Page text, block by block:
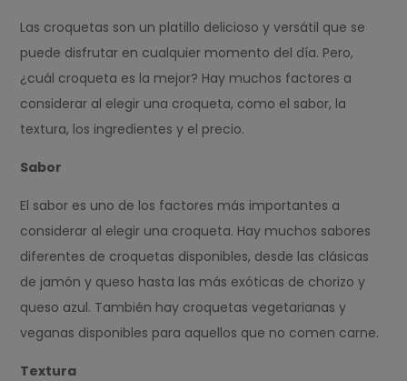
Las croquetas son un platillo delicioso y versátil que se
puede disfrutar en cualquier momento del día. Pero,
¿cuál croqueta es la mejor? Hay muchos factores a
considerar al elegir una croqueta, como el sabor, la
textura, los ingredientes y el precio.
Sabor
El sabor es uno de los factores más importantes a
considerar al elegir una croqueta. Hay muchos sabores
diferentes de croquetas disponibles, desde las clásicas
de jamón y queso hasta las más exóticas de chorizo y
queso azul. También hay croquetas vegetarianas y
veganas disponibles para aquellos que no comen carne.
Textura